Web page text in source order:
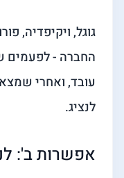
גוגל, ויקיפדיה,
החברה - לפעמים
עובד, ואחרי
לנציג.
אפשרות ב':